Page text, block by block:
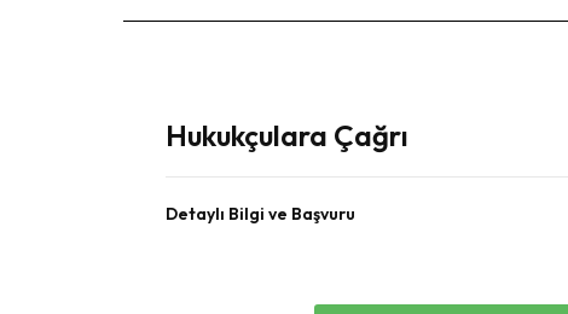
Hukukçulara Çağrı
Detaylı Bilgi ve Başvuru